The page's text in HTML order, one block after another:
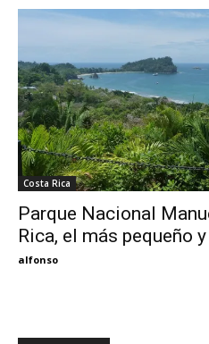
Costa Rica
Parque Nacional
Rica, el más pequeño
alfonso